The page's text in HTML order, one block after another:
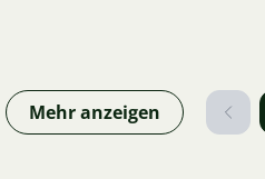
Mehr anzeigen